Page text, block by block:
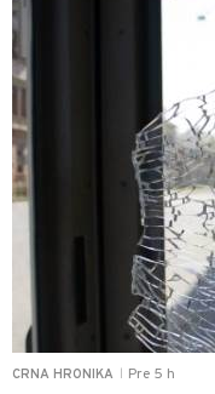
CRNA HRONIKA Pre 5 h